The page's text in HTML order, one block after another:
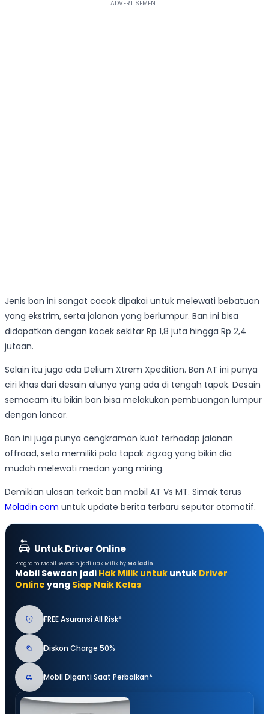
Jenis ban ini sangat cocok dipakai untuk melewati bebatuan
yang ekstrim, serta jalanan yang berlumpur. Ban ini bisa
didapatkan dengan kocek sekitar Rp 1,8 juta hingga Rp 2,4
jutaan.
Selain itu juga ada Delium Xtrem Xpedition. Ban AT ini punya
ciri khas dari desain alunya yang ada di tengah tapak. Desain
semacam itu bikin ban bisa melakukan pembuangan lumpur
dengan lancar.
Ban ini juga punya cengkraman kuat terhadap jalanan
offroad, seta memiliki pola tapak zigzag yang bikin dia
mudah melewati medan yang miring.
Demikian ulasan terkait ban mobil AT Vs MT. Simak terus
Moladin.com untuk update berita terbaru seputar otomotif.
Untuk Driver Online
Program Mobil Sewaan jadi Hak Milik by Moladin
Mobil Sewaan jadi Hak Milik untuk untuk Driver
Online yang Siap Naik Kelas
FREE Asuransi All Risk*
Diskon Charge 50%
Mobil Diganti Saat Perbaikan*